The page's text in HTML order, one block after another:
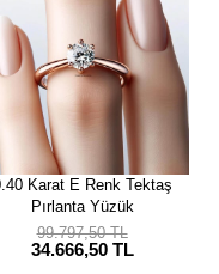
Karat E Renk Tektaş
Pırlanta Yüzük
34.666,50 TL
99.797,50 TL